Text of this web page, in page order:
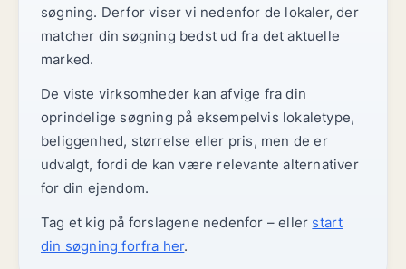
søgning. Derfor viser vi nedenfor de lokaler, der
matcher din søgning bedst ud fra det aktuelle
marked.
De viste virksomheder kan afvige fra din
oprindelige søgning på eksempelvis lokaletype,
beliggenhed, størrelse eller pris, men de er
udvalgt, fordi de kan være relevante alternativer
for din ejendom.
Tag et kig på forslagene nedenfor – eller start
din søgning forfra her.